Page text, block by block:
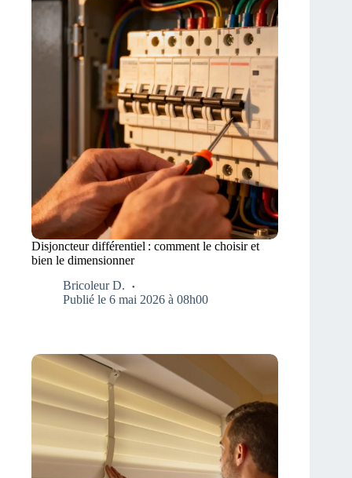
Disjoncteur différentiel : comment le choisir et
bien le dimensionner
Bricoleur D.
Publié le 6 mai 2026 à 08h00